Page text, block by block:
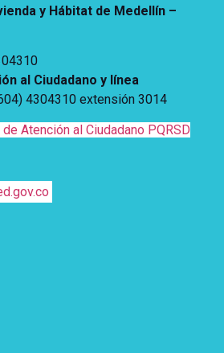
y Hábitat de Medellín –
al Ciudadano y línea
4304310 extensión 3014
Atención al Ciudadano PQRSD